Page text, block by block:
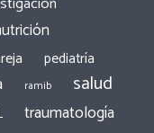
pediatría
ramib salud
traumatología